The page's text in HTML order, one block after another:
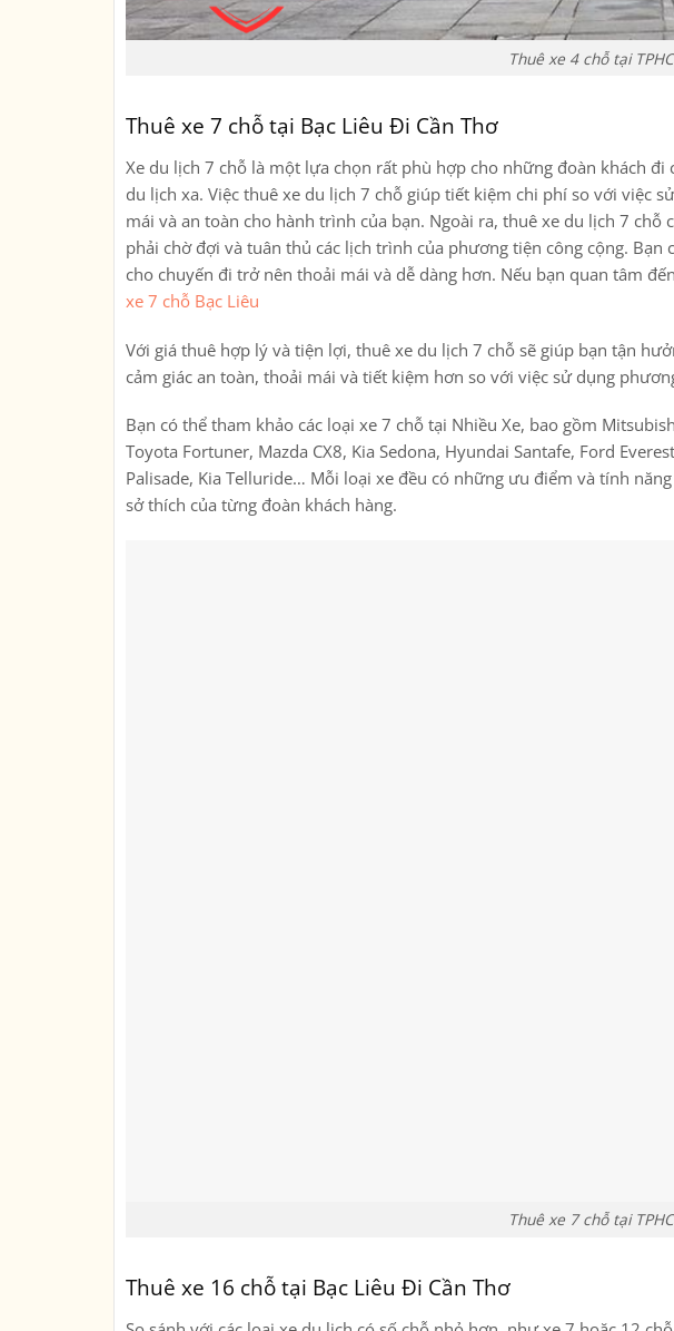
Thuê xe 4 chỗ tại
Thuê xe 7 chỗ tại Bạc Liêu Đi Cần Thơ
Xe du lịch 7 chỗ là một lựa chọn rất phù hợp cho những đoàn khách đi
du lịch xa. Việc thuê xe du lịch 7 chỗ giúp tiết kiệm chi phí so với việc
mái và an toàn cho hành trình của bạn. Ngoài ra, thuê xe du lịch 7
phải chờ đợi và tuân thủ các lịch trình của phương tiện công cộng.
cho chuyến đi trở nên thoải mái và dễ dàng hơn. Nếu bạn quan tâm
xe 7 chỗ Bạc Liêu
Với giá thuê hợp lý và tiện lợi, thuê xe du lịch 7 chỗ sẽ giúp bạn tận
cảm giác an toàn, thoải mái và tiết kiệm hơn so với việc sử dụng
Bạn có thể tham khảo các loại xe 7 chỗ tại Nhiều Xe, bao gồm
Toyota Fortuner, Mazda CX8, Kia Sedona, Hyundai Santafe, Ford
Palisade, Kia Telluride… Mỗi loại xe đều có những ưu điểm và tính
sở thích của từng đoàn khách hàng.
Thuê xe 7 chỗ tại
Thuê xe 16 chỗ tại Bạc Liêu Đi Cần Thơ